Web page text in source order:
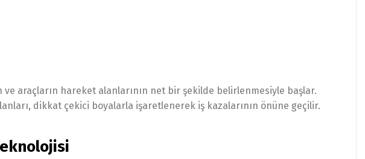
ve araçların hareket alanlarının net bir şekilde belirlenmesiyle başlar.
dikkat çekici boyalarla işaretlenerek iş kazalarının önüne geçilir.